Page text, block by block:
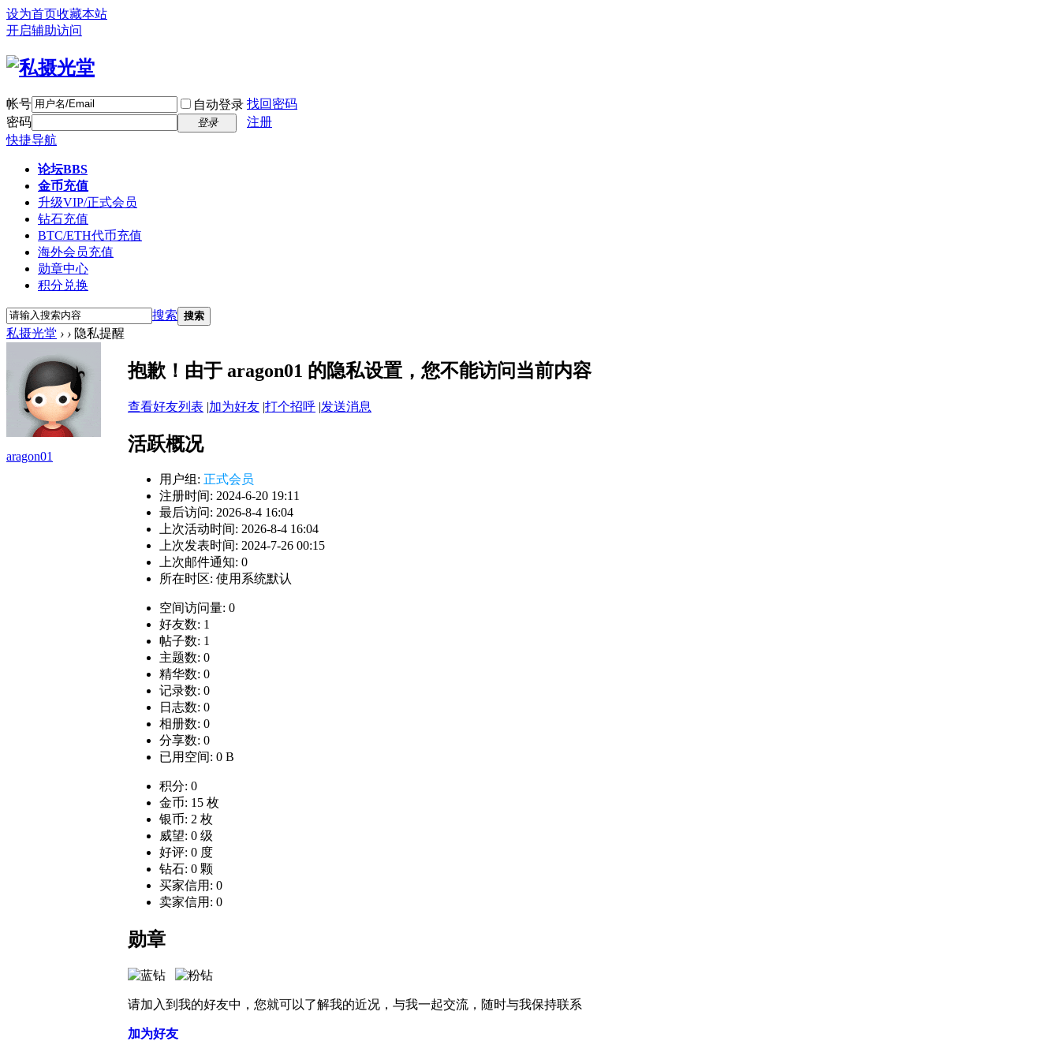
设为首页收藏本站
开启辅助访问
帐号 自动登录 找回密码
密码
登录
注册
快捷导航
论坛BBS
金币充值
升级VIP/正式会员
钻石充值
BTC/ETH代币充值
海外会员充值
勋章中心
积分兑换
搜索 搜索
私摄光堂 › › 隐私提醒
aragon01
抱歉！由于 aragon01 的隐私设置，您不能访问当前内容
查看好友列表 |加为好友 |打个招呼 |发送消息
活跃概况
用户组: 正式会员
注册时间: 2024-6-20 19:11
最后访问: 2026-8-4 16:04
上次活动时间: 2026-8-4 16:04
上次发表时间: 2024-7-26 00:15
上次邮件通知: 0
所在时区: 使用系统默认
空间访问量: 0
好友数: 1
帖子数: 1
主题数: 0
精华数: 0
记录数: 0
日志数: 0
相册数: 0
分享数: 0
已用空间: 0 B
积分: 0
金币: 15 枚
银币: 2 枚
威望: 0 级
好评: 0 度
钻石: 0 颗
买家信用: 0
卖家信用: 0
勋章
请加入到我的好友中，您就可以了解我的近况，与我一起交流，随时与我保持联系
加为好友